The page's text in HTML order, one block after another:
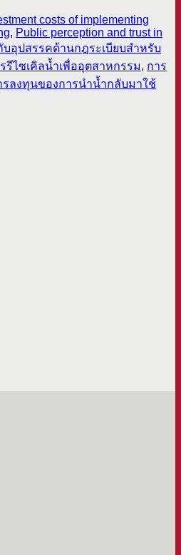
costs of implementing
, Public perception and trust in
บอุปสรรคด้านกฎระเบียบสำหรับ
รีไซเคิลน้ำเพื่ออุตสาหกรรม, การ
รลงทุนของการนำน้ำกลับมาใช้